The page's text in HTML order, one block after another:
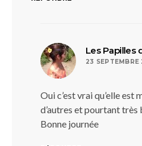
Les Papilles
23 SEPTEMBRE
Oui c’est vrai qu’elle est
d’autres et pourtant
Bonne journée